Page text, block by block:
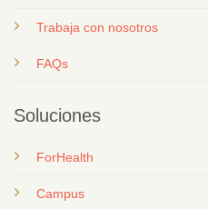
Trabaja con nosotros
FAQs
Soluciones
ForHealth
Campus